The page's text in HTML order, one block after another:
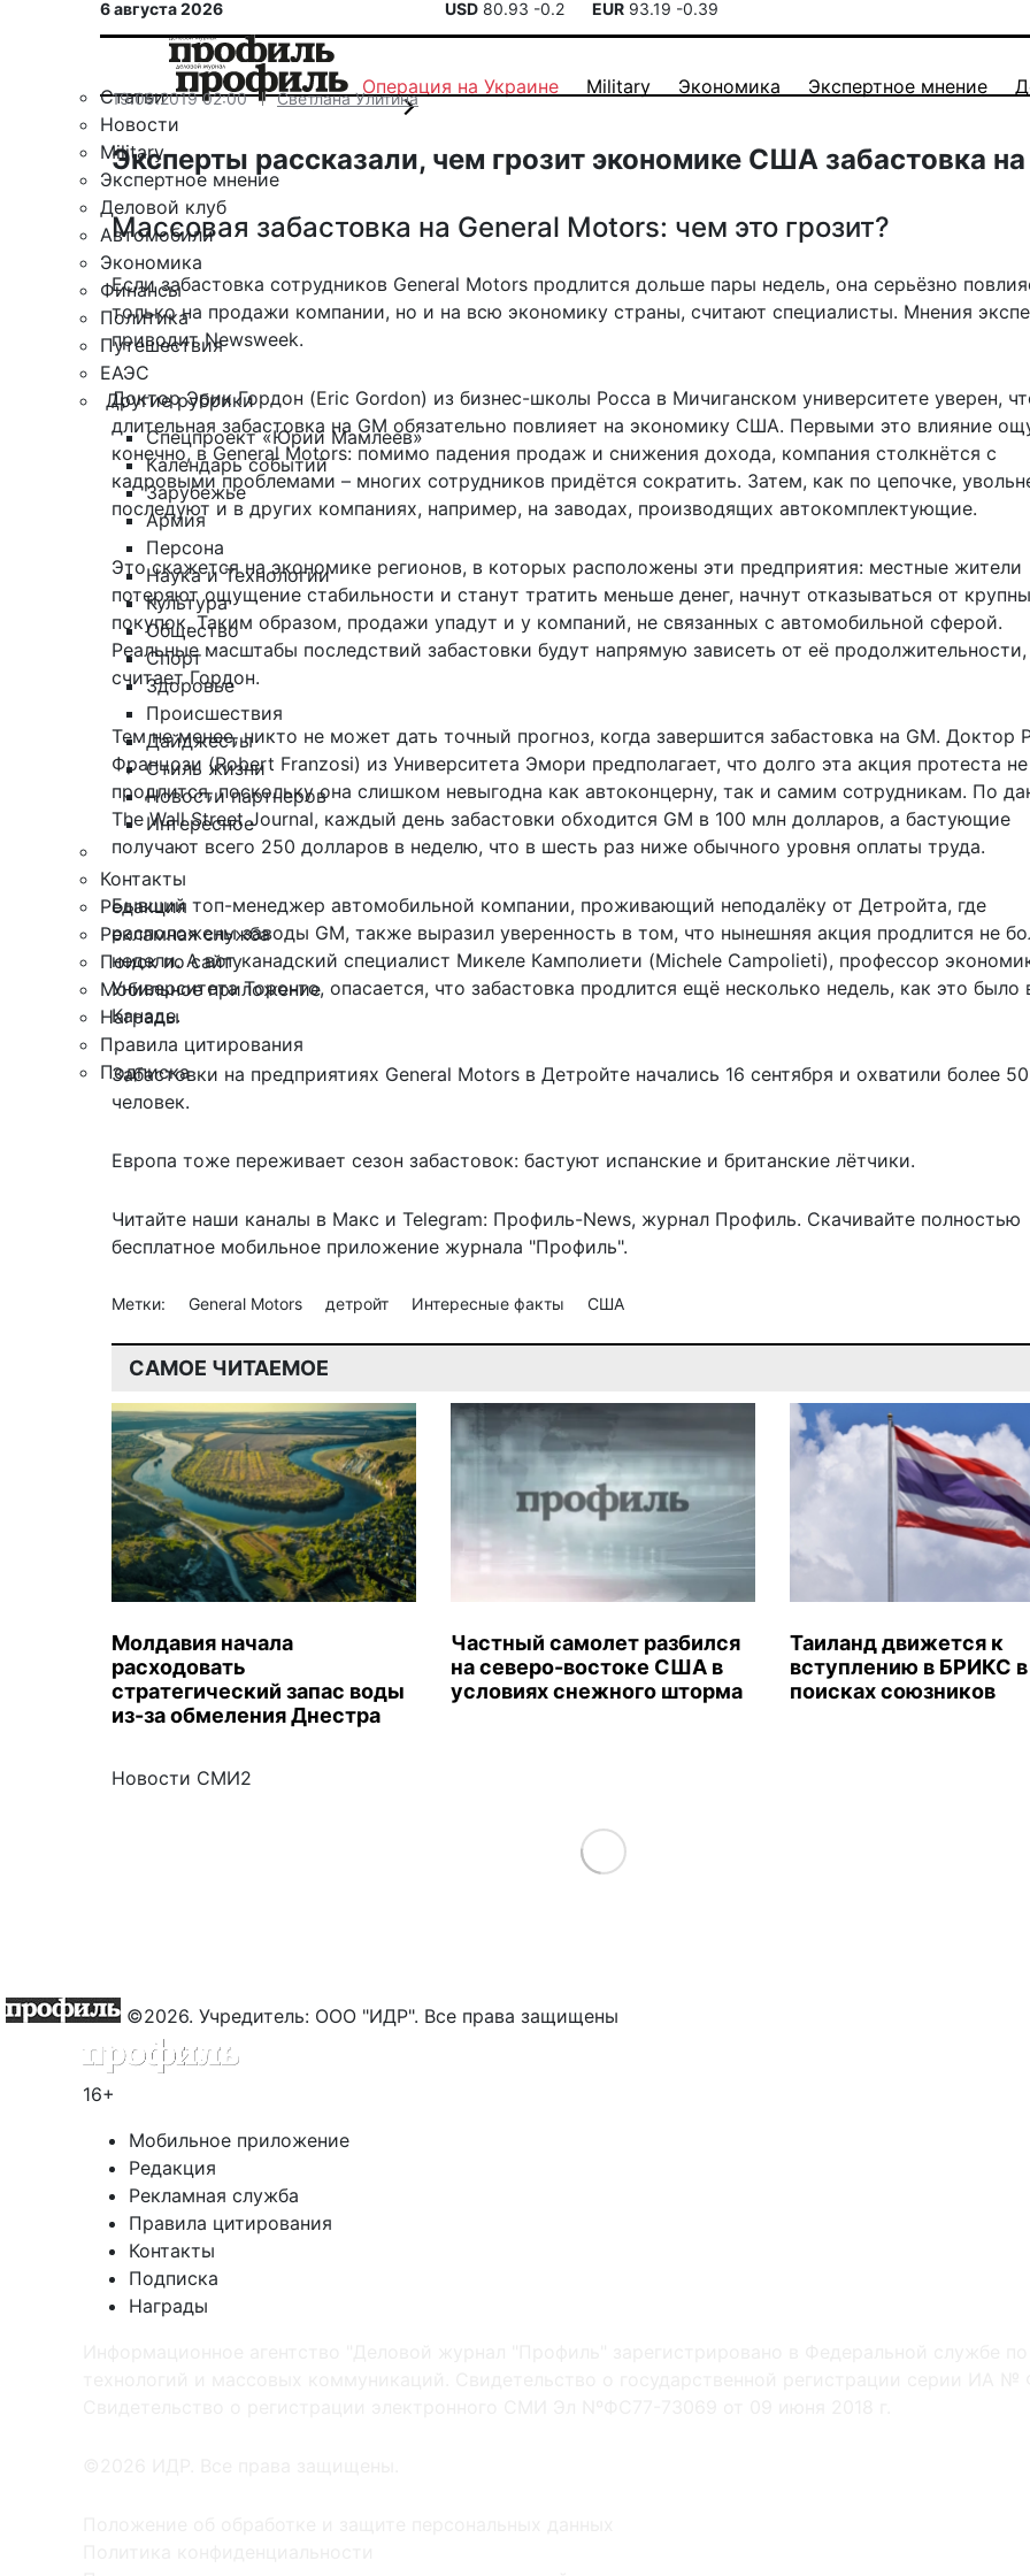
6 августа 2026 USD 80.93 -0.2 EUR 93.19 -0.39
Статьи
Новости
Military
Экспертное мнение
Деловой клуб
Автомобили
Экономика
Финансы
Политика
Путешествия
ЕАЭС
Другие рубрики
Спецпроект «Юрий Мамлеев»
Календарь событий
Зарубежье
Армия
Персона
Наука и Технологии
Культура
Общество
Спорт
Здоровье
Происшествия
Дайджесты
Стиль жизни
Новости партнеров
Интересное
Контакты
Редакция
Рекламная служба
Поиск по сайту
Мобильное приложение
Награды
Правила цитирования
Подписка
Операция на Украине Military Экономика Экспертное мнение
19.09.2019 02:00 Светлана Улитина
Эксперты рассказали, чем грозит экономике США забастовка на
Массовая забастовка на General Motors: чем это грозит?
Если забастовка сотрудников General Motors продлится дольше пары недель, она серьёзно
только на продажи компании, но и на всю экономику страны, считают специалисты. Мнения
приводитNewsweek.
Доктор Эрик Гордон (Eric Gordon) из бизнес-школы Росса в Мичиганском университете уверен,
длительная забастовка на GM обязательно повлияет на экономику США. Первыми это влияние
конечно, в General Motors: помимо падения продаж и снижения дохода, компания столкнётся с
кадровыми проблемами – многих сотрудников придётся сократить. Затем, как по цепочке,
последуют и в других компаниях, например, на заводах, производящих автокомплектующие.
Это скажется на экономике регионов, в которых расположены эти предприятия: местные жители
потеряют ощущение стабильности и станут тратить меньше денег, начнут отказываться от
покупок. Таким образом, продажи упадут и у компаний, не связанных с автомобильной сферой.
Реальные масштабы последствий забастовки будут напрямую зависеть от её продолжительности,
считает Гордон.
Тем не менее, никто не может дать точный прогноз, когда завершится забастовка на GM. Доктор
Францози (Robert Franzosi) из Университета Эмори предполагает, что долго эта акция протеста не
продлится, поскольку она слишком невыгодна как автоконцерну, так и самим сотрудникам. По
The Wall Street Journal, каждый день забастовки обходится GM в 100 млн долларов, а бастующие
получают всего 250 долларов в неделю, что в шесть раз ниже обычного уровня оплаты труда.
Бывший топ-менеджер автомобильной компании, проживающий неподалёку от Детройта, где
расположены заводы GM, также выразил уверенность в том, что нынешняя акция продлится не
недели. А вот канадский специалист Микеле Камполиети (Michele Campolieti), профессор
Университета Торонто, опасается, что забастовка продлится ещё несколько недель, как это было
Канаде.
Забастовки на предприятиях General Motors в Детройте начались 16 сентября и охватили более
человек.
Европа тоже переживает сезон забастовок: бастуют испанские и британские лётчики.
Читайте наши каналы в Макс и Telegram: Профиль-News, журнал Профиль. Скачивайте полностью
бесплатное мобильное приложение журнала "Профиль".
Метки: General Motors детройт Интересные факты США
САМОЕ ЧИТАЕМОЕ
Молдавия начала
расходовать
стратегический запас воды
из-за обмеления Днестра
Частный самолет разбился
на северо-востоке США в
условиях снежного шторма
Таиланд движется к
вступлению в БРИКС в
поисках союзников
Новости СМИ2
Load More
©2026. Учредитель: ООО "ИДР". Все права защищены
16+
Мобильное приложение
Редакция
Рекламная служба
Правила цитирования
Контакты
Подписка
Награды